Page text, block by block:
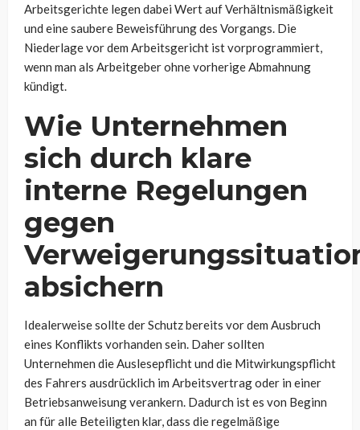
Arbeitsgerichte legen dabei Wert auf Verhältnismäßigkeit
und eine saubere Beweisführung des Vorgangs. Die
Niederlage vor dem Arbeitsgericht ist vorprogrammiert,
wenn man als Arbeitgeber ohne vorherige Abmahnung
kündigt.
Wie Unternehmen
sich durch klare
interne Regelungen
gegen
absichern
Idealerweise sollte der Schutz bereits vor dem Ausbruch
eines Konflikts vorhanden sein. Daher sollten
Unternehmen die Auslesepflicht und die Mitwirkungspflicht
des Fahrers ausdrücklich im Arbeitsvertrag oder in einer
Betriebsanweisung verankern. Dadurch ist es von Beginn
an für alle Beteiligten klar, dass die regelmäßige